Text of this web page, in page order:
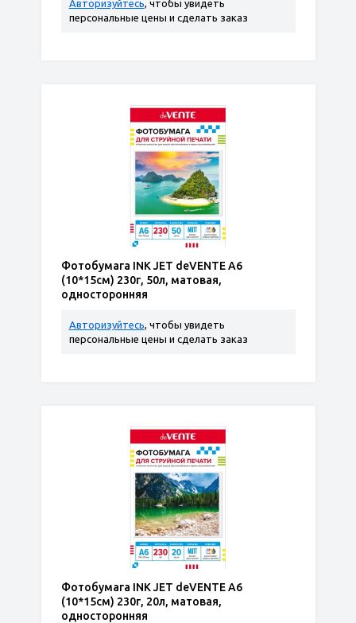
Авторизуйтесь, чтобы увидеть
персональные цены и сделать заказ
Фотобумага INK JET deVENTE A6
(10*15см) 230г, 50л, матовая,
односторонняя
Авторизуйтесь, чтобы увидеть
персональные цены и сделать заказ
Фотобумага INK JET deVENTE A6
(10*15см) 230г, 20л, матовая,
односторонняя